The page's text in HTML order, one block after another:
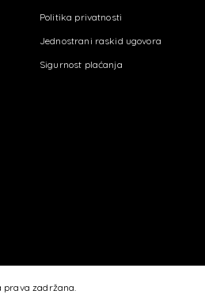
Politika privatnosti
Jednostrani raskid ugovora
Sigurnost plaćanja
prava zadržana.